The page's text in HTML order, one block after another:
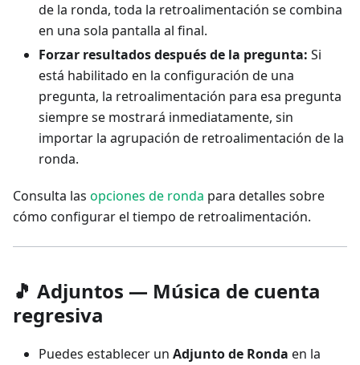
de la ronda, toda la retroalimentación se combina
en una sola pantalla al final.
Forzar resultados después de la pregunta: Si
está habilitado en la configuración de una
pregunta, la retroalimentación para esa pregunta
siempre se mostrará inmediatamente, sin
importar la agrupación de retroalimentación de la
ronda.
Consulta las opciones de ronda para detalles sobre
cómo configurar el tiempo de retroalimentación.
🎵 Adjuntos — Música de cuenta
regresiva
Puedes establecer un Adjunto de Ronda en la